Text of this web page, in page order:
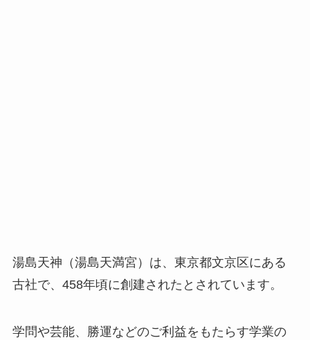
湯島天神（湯島天満宮）は、東京都文京区にある
古社で、458年頃に創建されたとされています。
学問や芸能、勝運などのご利益をもたらす学業の